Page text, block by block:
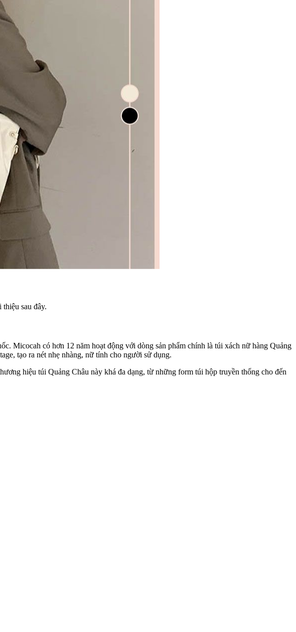
sau đây.
Micocah có hơn 12 năm hoạt động với dòng sản phẩm chính là túi xách nữ hàng Quảng
tạo ra nét nhẹ nhàng, nữ tính cho người sử dụng.
hiệu túi Quảng Châu này khá đa dạng, từ những form túi hộp truyền thống cho đến